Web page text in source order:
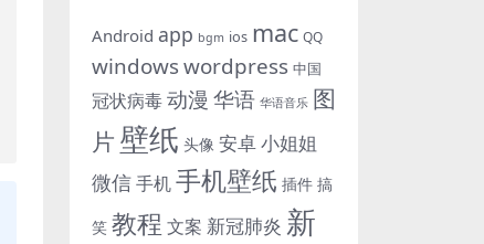
Android app bgm ios mac QQ
windowswordpress 中国
冠状病毒动漫 华语 华语音乐 图
片 壁纸 头像 安卓小姐姐
微信手机手机壁纸 插件 搞
笑 教程 文案 新冠肺炎 新